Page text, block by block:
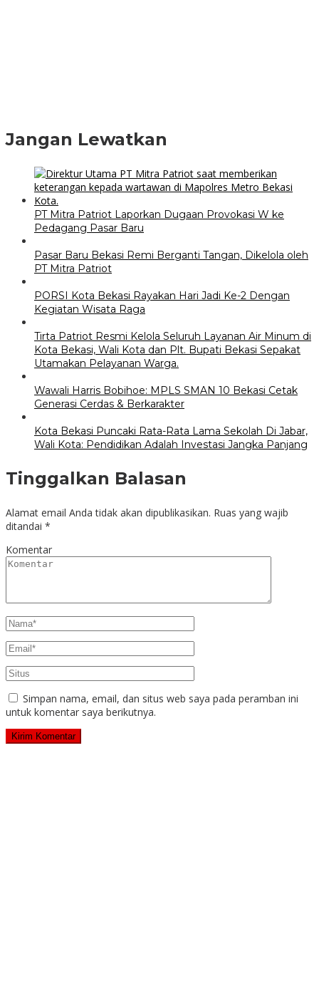
Jangan Lewatkan
PT Mitra Patriot Laporkan Dugaan Provokasi W ke
Pedagang Pasar Baru
Pasar Baru Bekasi Remi Berganti Tangan, Dikelola oleh
PT Mitra Patriot
PORSI Kota Bekasi Rayakan Hari Jadi Ke-2 Dengan
Kegiatan Wisata Raga
Tirta Patriot Resmi Kelola Seluruh Layanan Air Minum di
Kota Bekasi, Wali Kota dan Plt. Bupati Bekasi Sepakat
Utamakan Pelayanan Warga.
Wawali Harris Bobihoe: MPLS SMAN 10 Bekasi Cetak
Generasi Cerdas & Berkarakter
Kota Bekasi Puncaki Rata-Rata Lama Sekolah Di Jabar,
Wali Kota: Pendidikan Adalah Investasi Jangka Panjang
Tinggalkan Balasan
Alamat email Anda tidak akan dipublikasikan. Ruas yang wajib
ditandai *
Komentar
Simpan nama, email, dan situs web saya pada peramban ini
untuk komentar saya berikutnya.